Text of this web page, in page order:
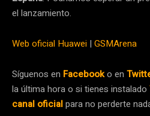
el lanzamiento.
Web oficial Huawei | GSMArena
Síguenos en Facebooko en
la última hora o si tienes instalado
canal oficialpara no perderte